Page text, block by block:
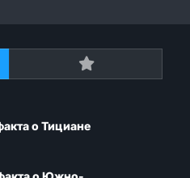
о Тициане